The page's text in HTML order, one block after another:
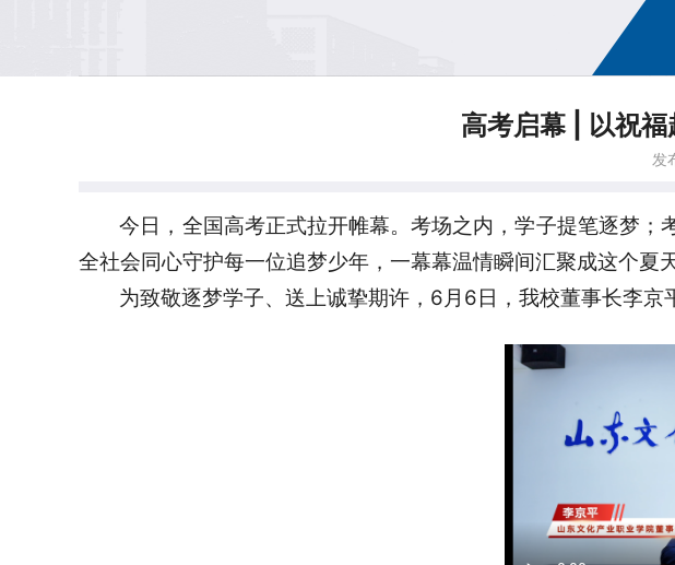
高考启幕 | 以祝
发
今日，全国高考正式拉开帷幕。考场之内，学子提笔逐梦；
全社会同心守护每一位追梦少年，一幕幕温情瞬间汇聚成这个夏
为致敬逐梦学子、送上诚挚期许，6月6日，我校董事长李京